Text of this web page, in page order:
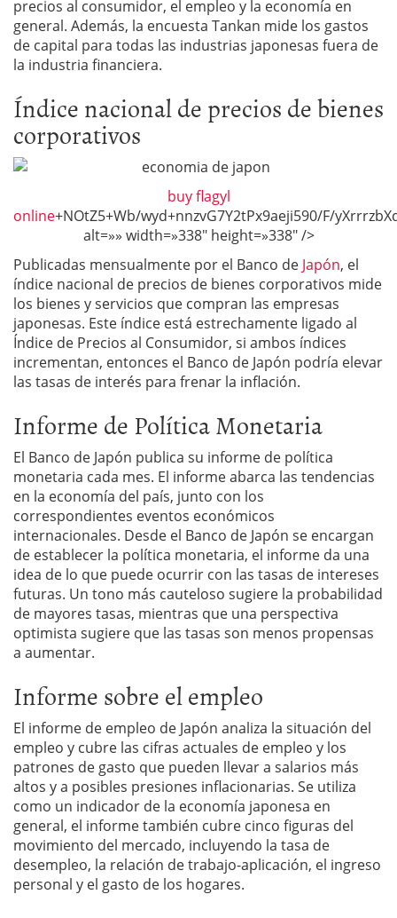
precios al consumidor, el empleo y la economía en
general. Además, la encuesta Tankan mide los gastos
de capital para todas las industrias japonesas fuera de
la industria financiera.
Índice nacional de precios de bienes
corporativos
buy flagyl
online
Publicadas mensualmente por el Banco de Japón, el
índice nacional de precios de bienes corporativos mide
los bienes y servicios que compran las empresas
japonesas. Este índice está estrechamente ligado al
Índice de Precios al Consumidor, si ambos índices
incrementan, entonces el Banco de Japón podría elevar
las tasas de interés para frenar la inflación.
Informe de Política Monetaria
El Banco de Japón publica su informe de política
monetaria cada mes. El informe abarca las tendencias
en la economía del país, junto con los
correspondientes eventos económicos
internacionales. Desde el Banco de Japón se encargan
de establecer la política monetaria, el informe da una
idea de lo que puede ocurrir con las tasas de intereses
futuras. Un tono más cauteloso sugiere la probabilidad
de mayores tasas, mientras que una perspectiva
optimista sugiere que las tasas son menos propensas
a aumentar.
Informe sobre el empleo
El informe de empleo de Japón analiza la situación del
empleo y cubre las cifras actuales de empleo y los
patrones de gasto que pueden llevar a salarios más
altos y a posibles presiones inflacionarias. Se utiliza
como un indicador de la economía japonesa en
general, el informe también cubre cinco figuras del
movimiento del mercado, incluyendo la tasa de
desempleo, la relación de trabajo-aplicación, el ingreso
personal y el gasto de los hogares.